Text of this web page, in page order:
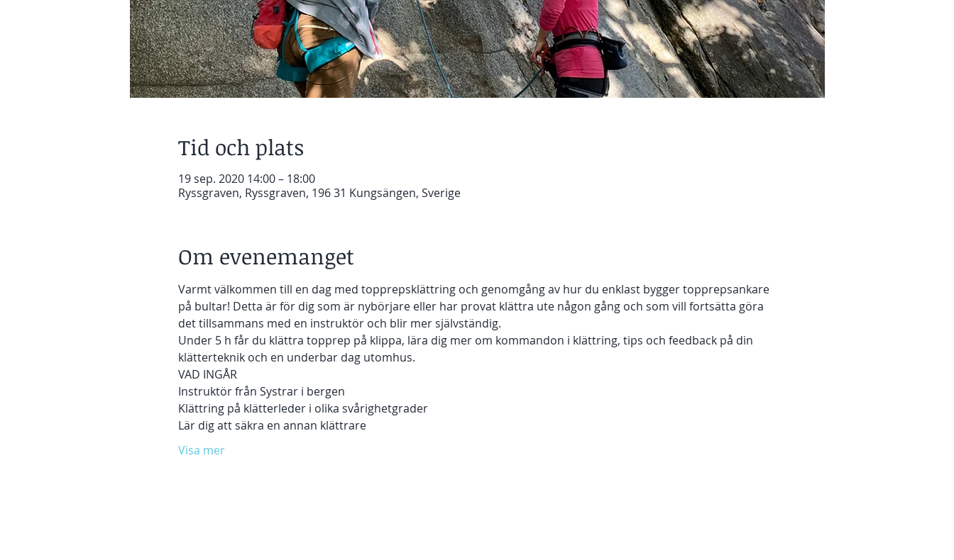
Tid och plats
19 sep. 2020 14:00 – 18:00
Ryssgraven, Ryssgraven, 196 31 Kungsängen, Sverige
Om evenemanget
Varmt välkommen till en dag med topprepsklättring och genomgång av hur du enklast bygger topprepsankare
på bultar! Detta är för dig som är nybörjare eller har provat klättra ute någon gång och som vill fortsätta göra
det tillsammans med en instruktör och blir mer självständig.
Under 5 h får du klättra topprep på klippa, lära dig mer om kommandon i klättring, tips och feedback på din
klätterteknik och en underbar dag utomhus.
VAD INGÅR
Instruktör från Systrar i bergen
Klättring på klätterleder i olika svårighetgrader
Lär dig att säkra en annan klättrare
Visa mer